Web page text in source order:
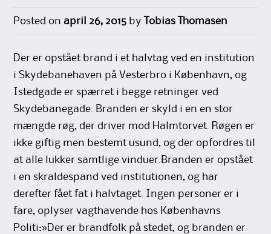
Posted on april 26, 2015 by Tobias Thomasen
Der er opstået brand i et halvtag ved en institution
i Skydebanehaven på Vesterbro i København, og
Istedgade er spærret i begge retninger ved
Skydebanegade. Branden er skyld i en en stor
mængde røg, der driver mod Halmtorvet. Røgen er
ikke giftig men bestemt usund, og der opfordres til
at alle lukker samtlige vinduer.Branden er opstået
i en skraldespand ved institutionen, og har
derefter fået fat i halvtaget. Ingen personer er i
fare, oplyser vagthavende hos Københavns
Politi:»Der er brandfolk på stedet, og branden er